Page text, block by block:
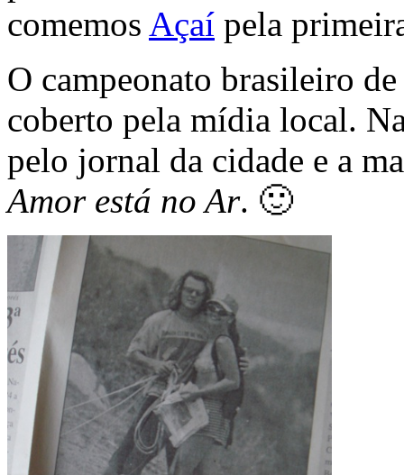
comemos Açaí pela
O campeonato brasileiro
coberto pela mídia local.
pelo jornal da cidade e a
Amor está no Ar. 🙂